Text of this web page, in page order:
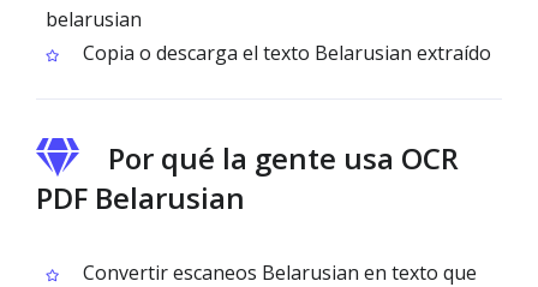
belarusian
Copia o descarga el texto Belarusian extraído
Por qué la gente usa OCR
PDF Belarusian
Convertir escaneos Belarusian en texto que